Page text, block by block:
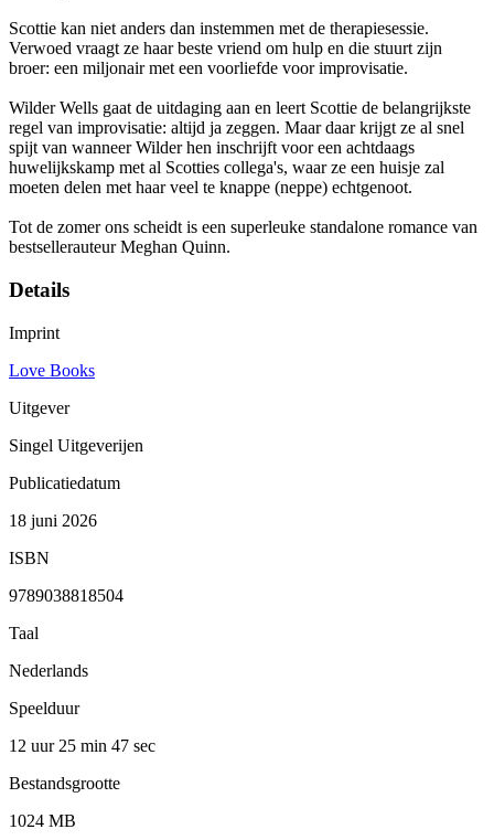
Scottie kan niet anders dan instemmen met de therapiesessie.
Verwoed vraagt ze haar beste vriend om hulp en die stuurt zijn
broer: een miljonair met een voorliefde voor improvisatie.
Wilder Wells gaat de uitdaging aan en leert Scottie de belangrijkste
regel van improvisatie: altijd ja zeggen. Maar daar krijgt ze al snel
spijt van wanneer Wilder hen inschrijft voor een achtdaags
huwelijkskamp met al Scotties collega's, waar ze een huisje zal
moeten delen met haar veel te knappe (neppe) echtgenoot.
Tot de zomer ons scheidt is een superleuke standalone romance van
bestsellerauteur Meghan Quinn.
Details
Imprint
Love Books
Uitgever
Singel Uitgeverijen
Publicatiedatum
18 juni 2026
ISBN
9789038818504
Taal
Nederlands
Speelduur
12 uur 25 min 47 sec
Bestandsgrootte
1024 MB